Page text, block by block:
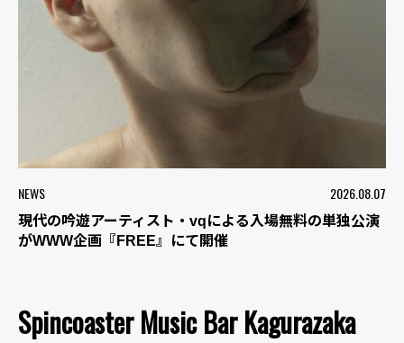
NEWS 2026.08.07
現代の吟遊アーティスト・vqによる入場無料の単独公演
がWWW企画『FREE』にて開催
Spincoaster Music Bar Kagurazaka